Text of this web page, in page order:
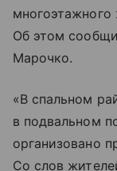
Об этом
Марочко.
«В спальном
в подвальном
организовано
Со слов